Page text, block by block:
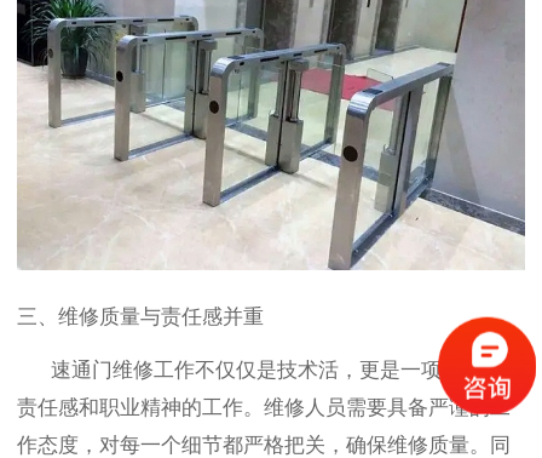
三、维修质量与责任感并重
速通门维修工作不仅仅是技术活，更是一项需要高度
责任感和职业精神的工作。维修人员需要具备严谨的工
作态度，对每一个细节都严格把关，确保维修质量。同